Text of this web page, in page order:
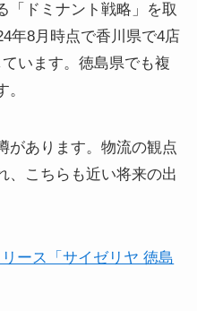
「ドミナント戦略」を取
年8月時点で香川県で4店
います。徳島県でも複
があります。物流の観点
、こちらも近い将来の出
ース「サイゼリヤ 徳島